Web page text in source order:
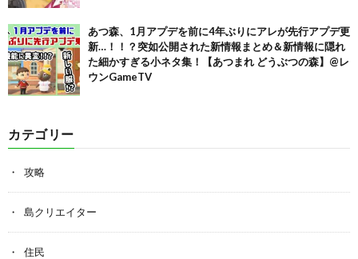
あつ森、1月アプデを前に4年ぶりにアレが先行アプデ更
新…！！？突如公開された新情報まとめ＆新情報に隠れ
た細かすぎる小ネタ集！【あつまれ どうぶつの森】@レ
ウンGameTV
カテゴリー
攻略
島クリエイター
住民